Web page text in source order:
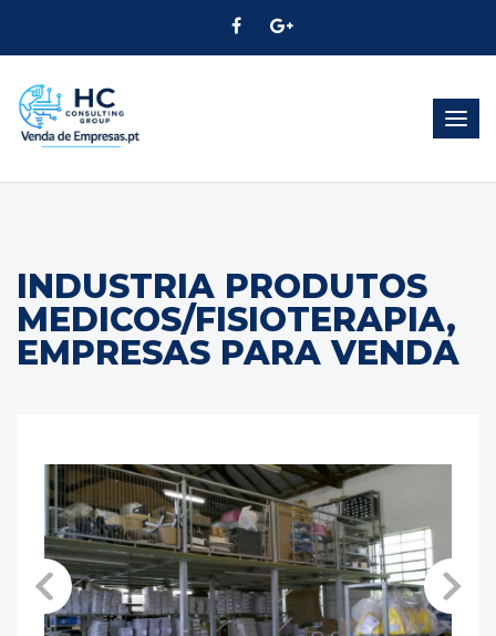
INDUSTRIA PRODUTOS
MEDICOS/FISIOTERAPIA,
EMPRESAS PARA VENDA